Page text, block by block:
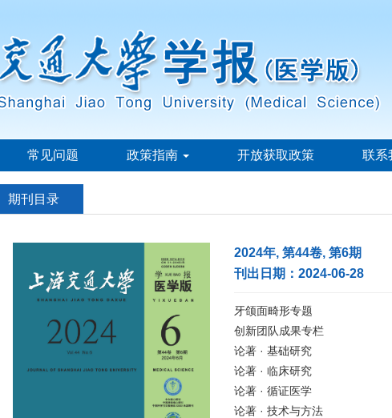
常见问题 政策指南 开放获取政策 联系
期刊目录
2024年, 第44卷, 第6期
刊出日期：2024-06-28
牙颌面畸形专题
创新团队成果专栏
论著 · 基础研究
论著 · 临床研究
论著 · 循证医学
论著 · 技术与方法